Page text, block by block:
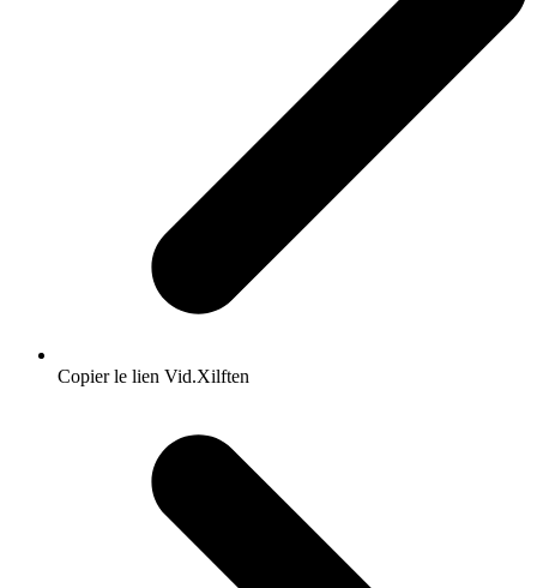
Copier le lien Vid.Xilften